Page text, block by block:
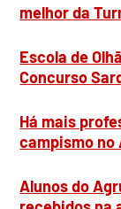
melhor da
Escola de
Concurso
Há mais
campismo no
Alunos do